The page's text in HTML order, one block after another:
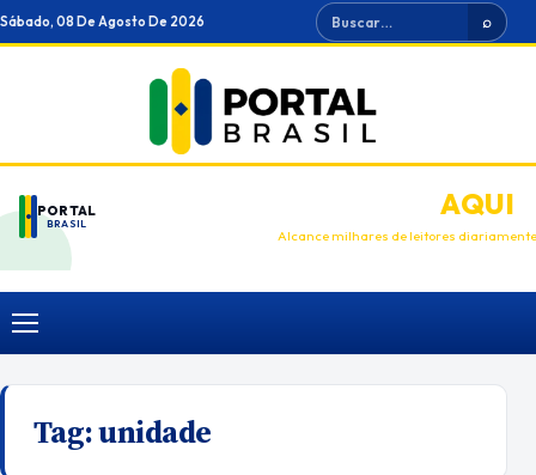
Ir
para
Sábado, 08 De Agosto De 2026 Buscar ⌕
PORTAL
BRASIL
ANUNCIEAQUI
Alcance milhares de leitores diariamente
Menu
Tag:unidade